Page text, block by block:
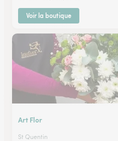
Voir la boutique
Art Flor
St Quentin